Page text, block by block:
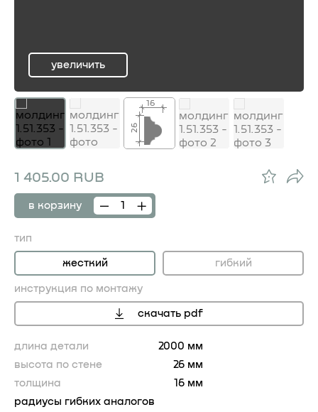
ru
увеличить
16
26
1 405.00 RUB
в корзину
тип
жесткий гибкий
инструкция по монтажу
скачать pdf
длина детали
2000 мм
высота по стене
26 мм
толщина
16 мм
радиусы гибких аналогов